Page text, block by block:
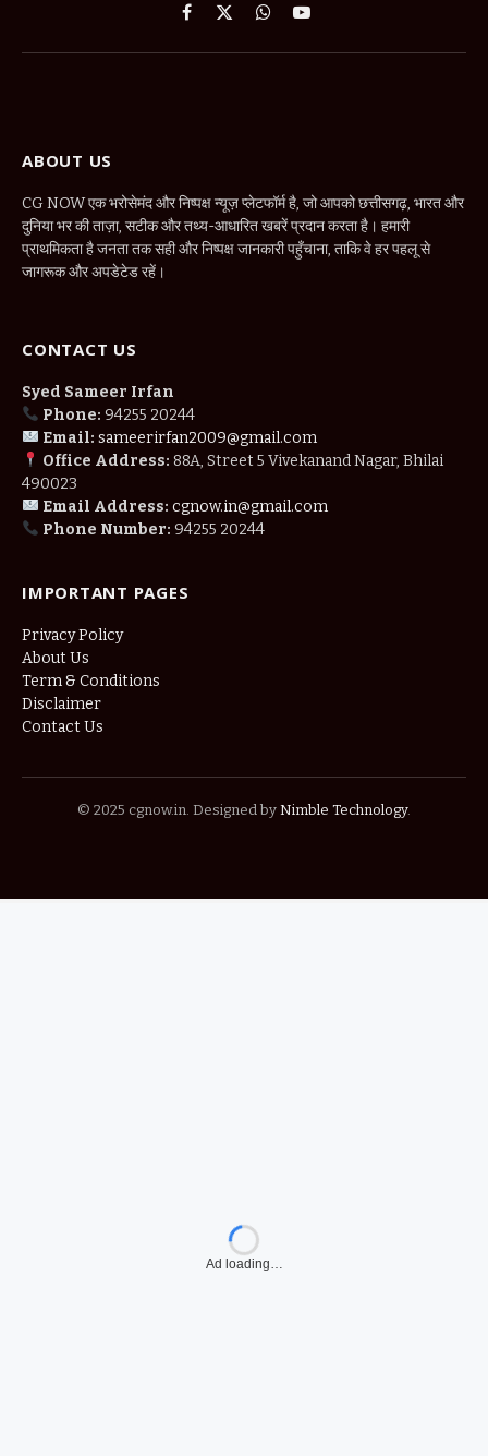
Facebook
X
WhatsApp
YouTube
ABOUT US
CG NOW एक भरोसेमंद और निष्पक्ष न्यूज़ प्लेटफॉर्म है, जो आपको छत्तीसगढ़, भारत और
दुनिया भर की ताज़ा, सटीक और तथ्य-आधारित खबरें प्रदान करता है। हमारी
प्राथमिकता है जनता तक सही और निष्पक्ष जानकारी पहुँचाना, ताकि वे हर पहलू से
जागरूक और अपडेटेड रहें।
CONTACT US
Syed Sameer Irfan
Phone: 94255 20244
Email: sameerirfan2009@gmail.com
Office Address: 88A, Street 5 Vivekanand Nagar, Bhilai
490023
Email Address: cgnow.in@gmail.com
Phone Number: 94255 20244
IMPORTANT PAGES
Privacy Policy
About Us
Term & Conditions
Disclaimer
Contact Us
© 2025 cgnow.in. Designed by Nimble Technology.
Ad loading…